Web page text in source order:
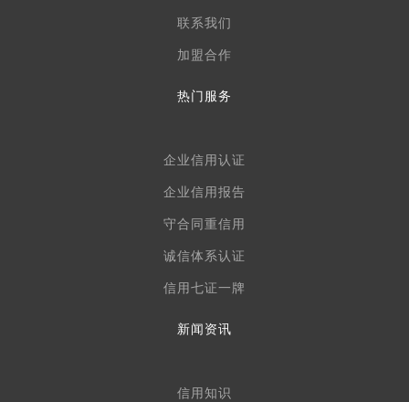
联系我们
加盟合作
热门服务
企业信用认证
企业信用报告
守合同重信用
诚信体系认证
信用七证一牌
新闻资讯
信用知识